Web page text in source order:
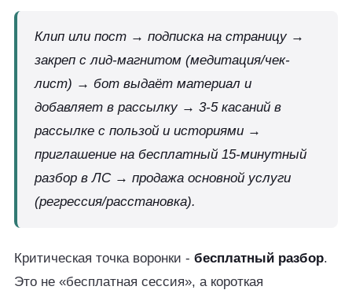
Клип или пост → подписка на страницу →
закреп с лид-магнитом (медитация/чек-
лист) → бот выдаёт материал и
добавляет в рассылку → 3-5 касаний в
рассылке с пользой и историями →
приглашение на бесплатный 15-минутный
разбор в ЛС → продажа основной услуги
(регрессия/расстановка).
Критическая точка воронки - бесплатный разбор.
Это не «бесплатная сессия», а короткая